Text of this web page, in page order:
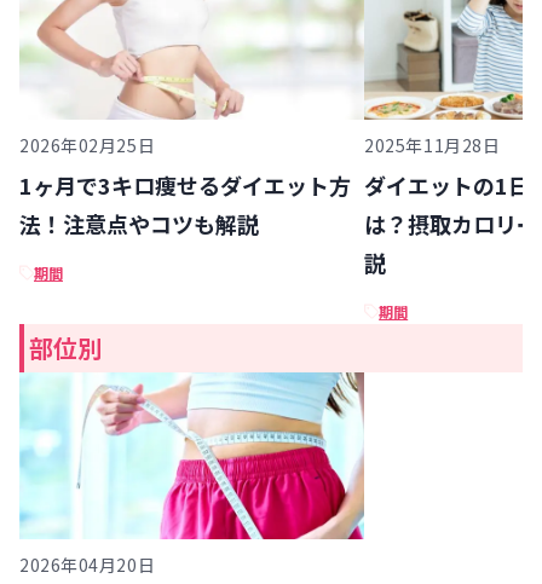
2026年02月25日
1ヶ月で3キロ痩せるダイエット方
法！注意点やコツも解説
期間
2025年11月28日
ダイエットの1日
は？摂取カロリ
説
期間
部位別
2026年04月20日